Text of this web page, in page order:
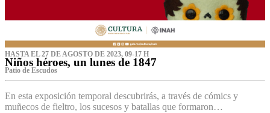
HASTA EL 27 DE AGOSTO DE 2023, 09-17 H
Niños héroes, un lunes de 1847
Patio de Escudos
En esta exposición temporal descubrirás, a través de cómics y
muñecos de fieltro, los sucesos y batallas que formaron…